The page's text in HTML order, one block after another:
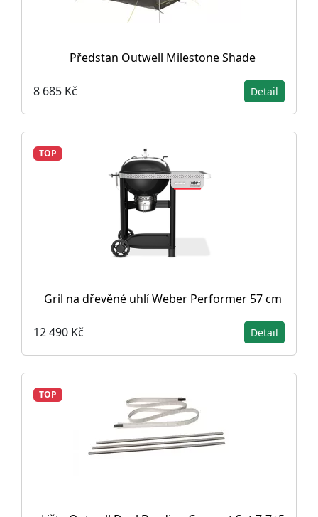
Předstan Outwell Milestone Shade
8 685 Kč Detail
TOP
Gril na dřevěné uhlí Weber Performer 57 cm
12 490 Kč Detail
TOP